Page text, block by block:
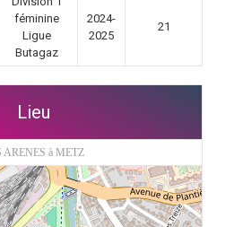
féminine
Ligue
Butagaz
2024-
2025
21
Lieu
ARENES à METZ